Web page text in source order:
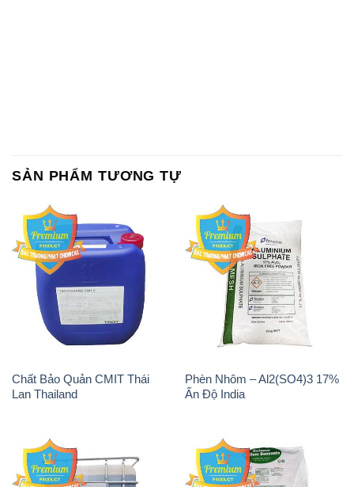
Chất Bảo Quản CMIT Thái
Lan Thailand
Phèn Nhôm – Al2(SO4)3 17%
Ấn Độ India